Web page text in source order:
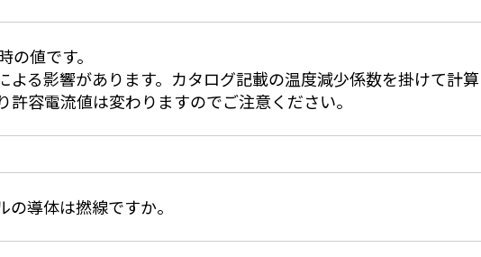
値です。
よる影響があります。カタログ記載の温度減少係数を掛けて計
許容電流値は変わりますのでご注意ください。
導体は撚線ですか。